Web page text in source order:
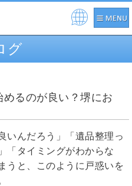
グ
るのが良い？堺にお
いんだろう」「遺品整理っ
「タイミングがわからな
うと、このように戸惑いを